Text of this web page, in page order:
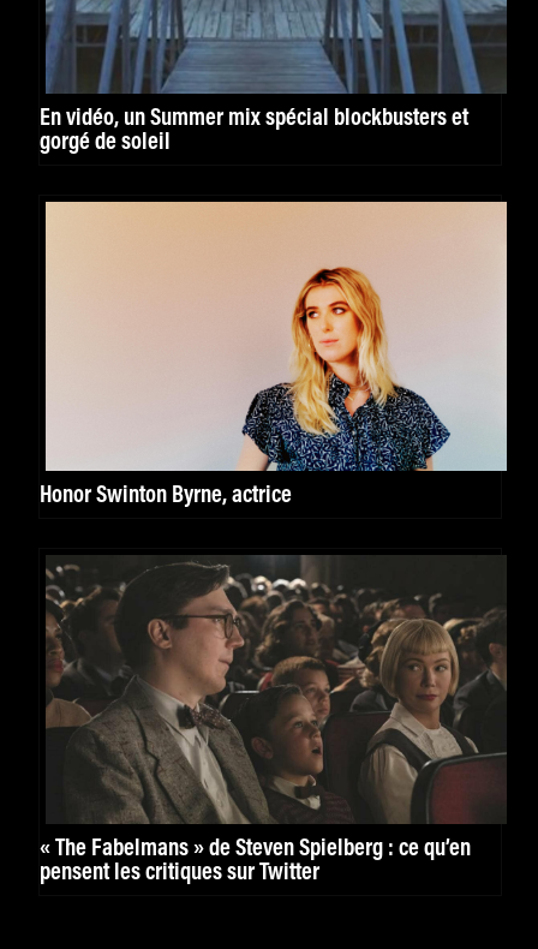
En vidéo, un Summer mix spécial blockbusters et
gorgé de soleil
Honor Swinton Byrne, actrice
« The Fabelmans » de Steven Spielberg : ce qu’en
pensent les critiques sur Twitter